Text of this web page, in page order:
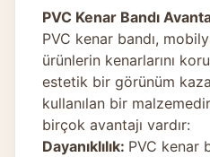
PVC Kenar Bandı
PVC kenar bandı,
ürünlerin kenarlarını
estetik bir görünüm
kullanılan bir
birçok avantajı vardır:
Dayanıklılık: PVC kenar